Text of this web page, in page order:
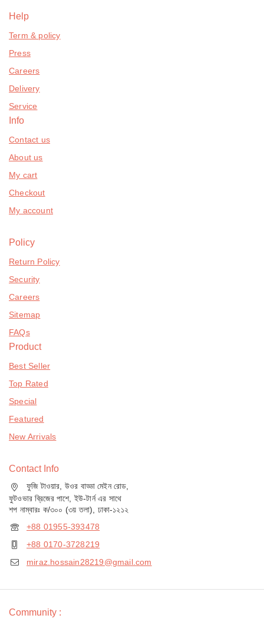
Help
Term & policy
Press
Careers
Delivery
Service
Info
Contact us
About us
My cart
Checkout
My account
Policy
Return Policy
Security
Careers
Sitemap
FAQs
Product
Best Seller
Top Rated
Special
Featured
New Arrivals
Contact Info
ফুজি টাওয়ার, উওর বাড্ডা মেইন রোড,
ফুটওভার ব্রিজের পাশে, ইউ-টার্ন এর সাথে
শপ নাম্বারঃ ক/৩০০ (৩য় তলা), ঢাকা-১২১২
+88 01955-393478
+88 0170-3728219
miraz.hossain28219@gmail.com
Community :